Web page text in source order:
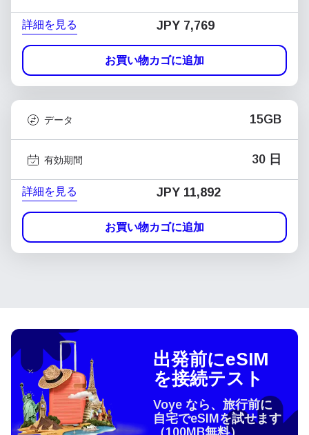
詳細を見る JPY 7,769
お買い物カゴに追加
データ 15GB
有効期間 30 日
詳細を見る JPY 11,892
お買い物カゴに追加
出発前にeSIM
を接続テスト
Voye なら、旅行前に
自宅でeSIMを試せます
（100MB無料）